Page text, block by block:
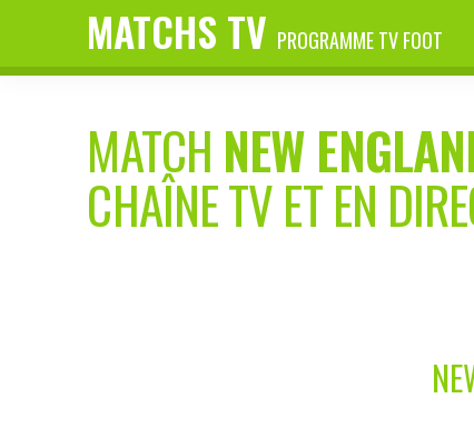
MATCHS TV PROGRAMME TV FOOT
MATCH NEW
CHAÎNE TV ET EN